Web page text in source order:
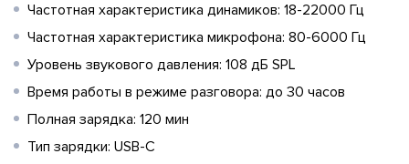
Частотная характеристика динамиков: 18-22000 Гц
Частотная характеристика микрофона: 80-6000 Гц
Уровень звукового давления: 108 дБ SPL
Время работы в режиме разговора: до 30 часов
Полная зарядка: 120 мин
Тип зарядки: USB-С